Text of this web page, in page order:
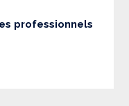
professionnels